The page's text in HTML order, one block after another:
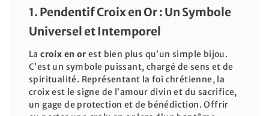
1. Pendentif Croix en Or : Un Symbole
Universel et Intemporel
Lacroix en or est bien plus qu’un simple bijou.
C’est un symbole puissant, chargé de sens et de
spiritualité. Représentant la foi chrétienne, la
croix est le signe de l’amour divin et du sacrifice,
un gage de protection et de bénédiction. Offrir